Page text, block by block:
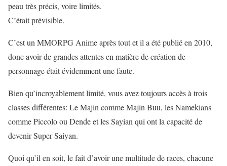
peau très précis, voire limités.
C’était prévisible.
C’est un MMORPG Anime après tout et il a été publié en 2010,
donc avoir de grandes attentes en matière de création de
personnage était évidemment une faute.
Bien qu’incroyablement limité, vous avez toujours accès à trois
classes différentes: Le Majin comme Majin Buu, les Namekians
comme Piccolo ou Dende et les Sayian qui ont la capacité de
devenir Super Saiyan.
Quoi qu’il en soit, le fait d’avoir une multitude de races, chacune